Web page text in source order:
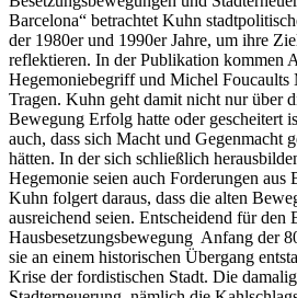
Barcelona“ betrachtet Kuhn
der 1980er und 1990er Jahre, um ihre
reflektieren. In der Publikation kommen
Hegemoniebegriff und Michel Foucaults
Tragen. Kuhn geht damit nicht nur über
Bewegung Erfolg hatte oder gescheitert
auch, dass sich Macht und Gegenmacht
hätten. In der sich schließlich
Hegemonie seien auch Forderungen aus
Kuhn folgert daraus, dass die alten
ausreichend seien. Entscheidend für den
Hausbesetzungsbewegung Anfang der
sie an einem historischen Übergang
Krise der fordistischen Stadt. Die